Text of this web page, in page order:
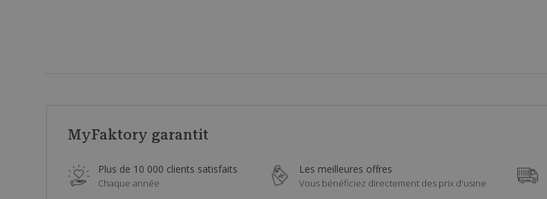
MyFaktory garantit
Plus de 10 000 clients satisfaits
Chaque année
Les meilleures offres
Vous bénéficiez directement des prix d'usine